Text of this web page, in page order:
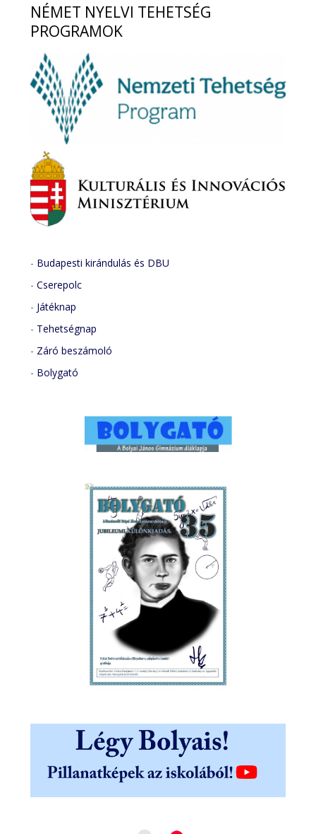
NÉMET NYELVI TEHETSÉG
PROGRAMOK
- Budapesti kirándulás és DBU
-Cserepolc
- Játéknap
- Tehetségnap
- Záró beszámoló
- Bolygató